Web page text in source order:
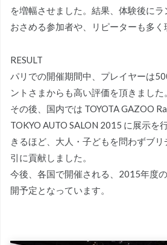
を増幅させました。結果、体験後に
おさめる参加者や、リピーターも多く
RESULT
パリでの開催期間中、プレイヤーは
ントさまからも高い評価を頂きました。
その後、国内では TOYOTA GAZOO
TOKYO AUTO SALON 2015 に展示を
きるほど、大人・子どもを問わずブ
引に貢献しました。
今後、各国で開催される、2015年度
開予定となっています。